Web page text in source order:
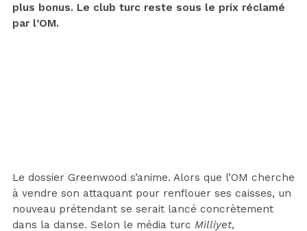
plus bonus. Le club turc reste sous le prix réclamé
par l’OM.
Le dossier Greenwood s’anime. Alors que l’OM cherche
à vendre son attaquant pour renflouer ses caisses, un
nouveau prétendant se serait lancé concrètement
dans la danse. Selon le média turc Milliyet,